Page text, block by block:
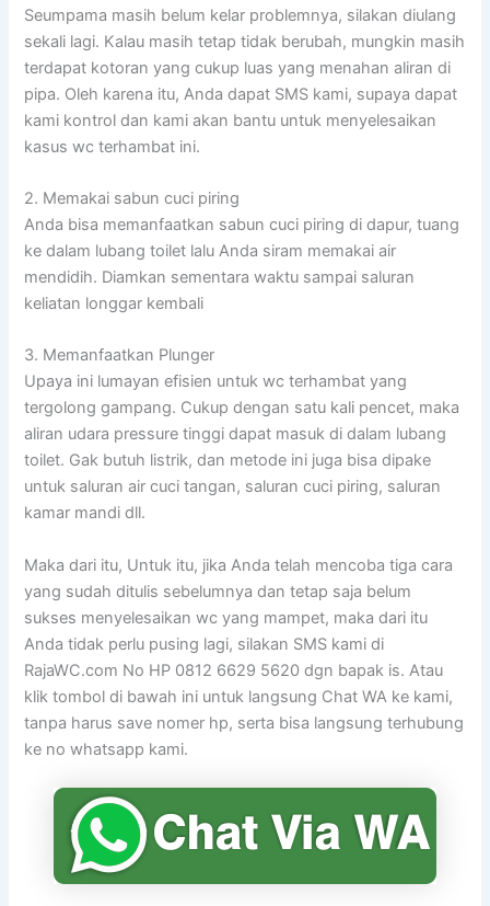
Seumpama masih belum kelar problemnya, silakan diulang
sekali lagi. Kalau masih tetap tidak berubah, mungkin masih
terdapat kotoran yang cukup luas yang menahan aliran di
pipa. Oleh karena itu, Anda dapat SMS kami, supaya dapat
kami kontrol dan kami akan bantu untuk menyelesaikan
kasus wc terhambat ini.
2. Memakai sabun cuci piring
Anda bisa memanfaatkan sabun cuci piring di dapur, tuang
ke dalam lubang toilet lalu Anda siram memakai air
mendidih. Diamkan sementara waktu sampai saluran
keliatan longgar kembali
3. Memanfaatkan Plunger
Upaya ini lumayan efisien untuk wc terhambat yang
tergolong gampang. Cukup dengan satu kali pencet, maka
aliran udara pressure tinggi dapat masuk di dalam lubang
toilet. Gak butuh listrik, dan metode ini juga bisa dipake
untuk saluran air cuci tangan, saluran cuci piring, saluran
kamar mandi dll.
Maka dari itu, Untuk itu, jika Anda telah mencoba tiga cara
yang sudah ditulis sebelumnya dan tetap saja belum
sukses menyelesaikan wc yang mampet, maka dari itu
Anda tidak perlu pusing lagi, silakan SMS kami di
RajaWC.com No HP 0812 6629 5620 dgn bapak is. Atau
klik tombol di bawah ini untuk langsung Chat WA ke kami,
tanpa harus save nomer hp, serta bisa langsung terhubung
ke no whatsapp kami.